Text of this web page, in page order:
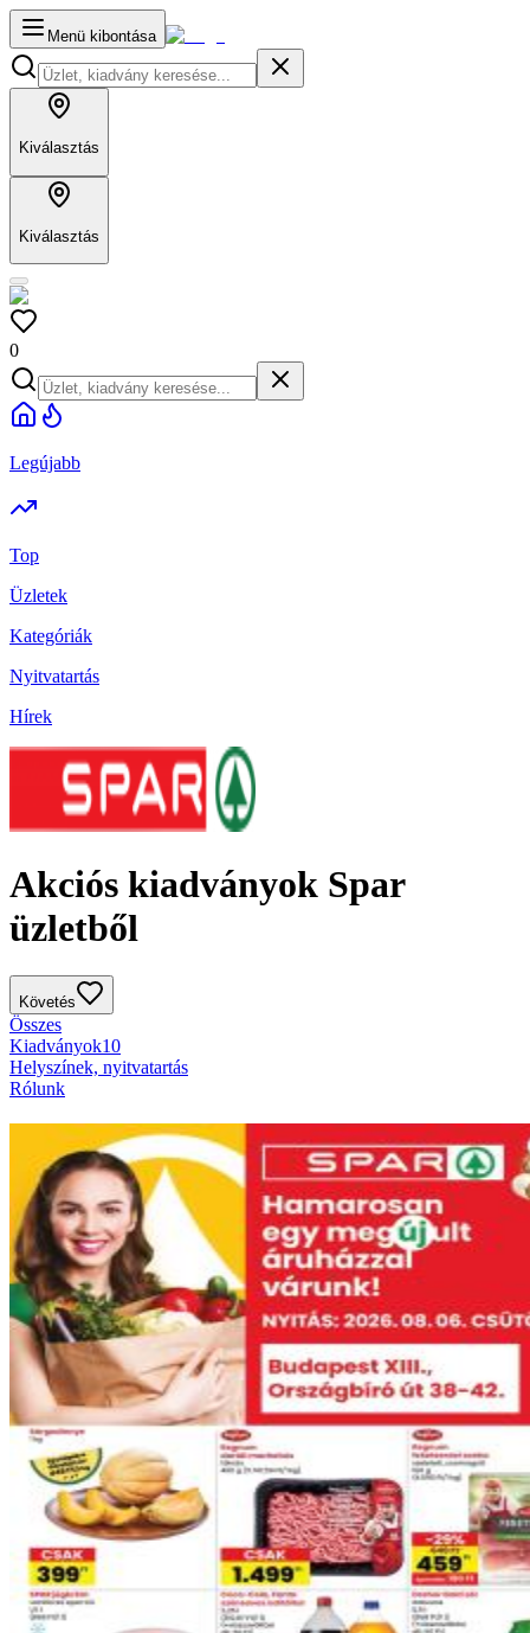
Menü kibontása
Kiválasztás
Kiválasztás
0
Legújabb
Top
Üzletek
Kategóriák
Nyitvatartás
Hírek
Akciós kiadványok Spar
üzletből
Követés
Összes
Kiadványok10
Helyszínek, nyitvatartás
Rólunk